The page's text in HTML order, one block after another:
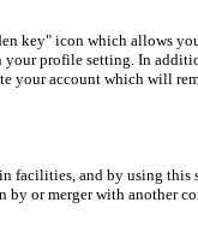
key" icon which allows
profile setting. In
your account which will
facilities, and by using this
or merger with another